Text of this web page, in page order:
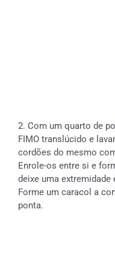
2. Com um quarto de
FIMO translúcido e
cordões do mesmo
Enrole-os entre si e
deixe uma extremidade
Forme um caracol a
ponta.